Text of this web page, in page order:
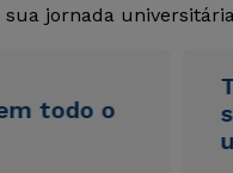
jornada
todo o